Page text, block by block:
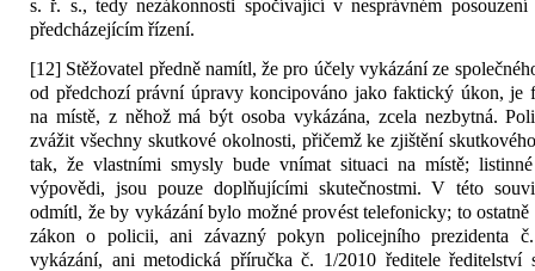
s. ř. s., tedy nezákonnosti spočívající v nesprávném
předcházejícím řízení.
[12] Stěžovatel předně namítl, že pro účely vykázání ze
od předchozí právní úpravy koncipováno jako faktický úkon, je
na místě, z něhož má být osoba vykázána, zcela nezbytná.
zvážit všechny skutkové okolnosti, přičemž ke zjištění
tak, že vlastními smysly bude vnímat situaci na místě;
výpovědi, jsou pouze doplňujícími skutečnostmi. V této
odmítl, že by vykázání bylo možné provést telefonicky; to
zákon o policii, ani závazný pokyn policejního prezidenta
vykázání, ani metodická příručka č. 1/2010 ředitele ředitelství